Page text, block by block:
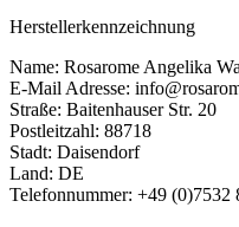
Herstellerkennzeichnung
Name: Rosarome Angelika
E-Mail Adresse:
Straße: Baitenhauser Str. 20
Postleitzahl: 88718
Stadt: Daisendorf
Land: DE
Telefonnummer: +49 (0)7532